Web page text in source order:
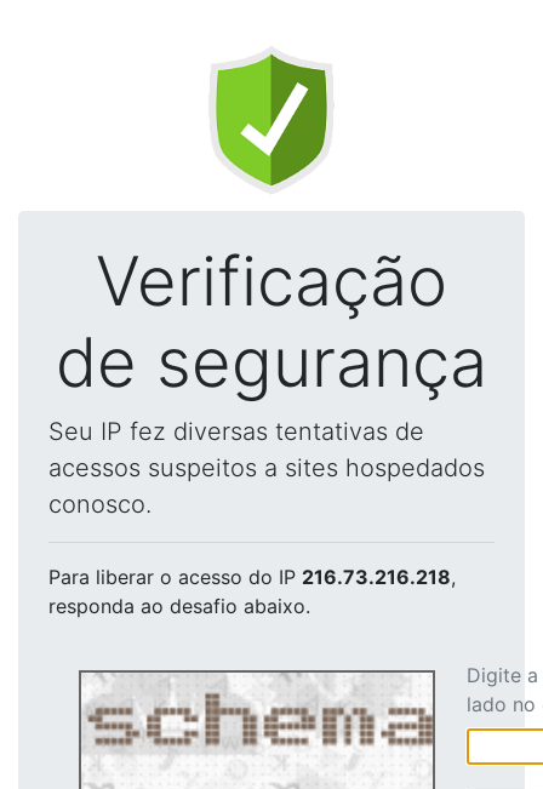
Verificação
de segurança
Seu IP fez diversas tentativas de
acessos suspeitos a sites hospedados
conosco.
Para liberar o acesso do IP 216.73.216.218,
responda ao desafio abaixo.
Digite
lado no